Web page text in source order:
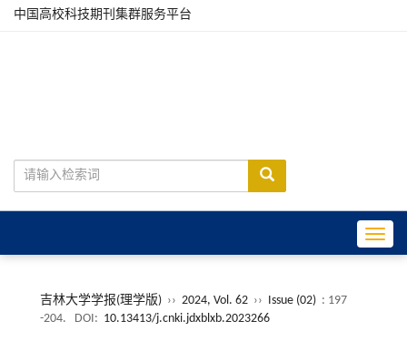
中国高校科技期刊集群服务平台
吉林大学学报(理学版) ›› 2024, Vol. 62 ›› Issue (02) : 197
-204.
DOI: 10.13413/j.cnki.jdxblxb.2023266